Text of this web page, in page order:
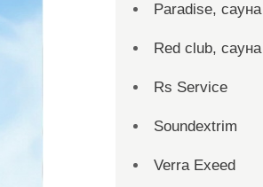
Paradise, сауна
Red сlub, сауна
Rs Service
Soundextrim
Verra Exeed